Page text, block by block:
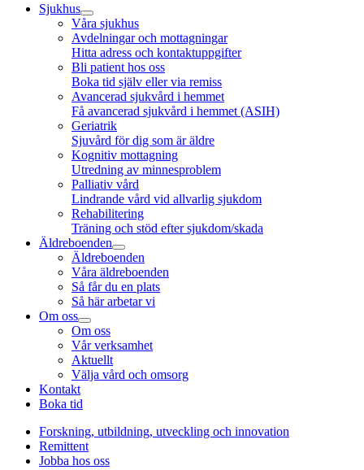
Sjukhus
Våra sjukhus
Avdelningar och mottagningar
Hitta adress och kontaktuppgifter
Bli patient hos oss
Boka tid själv eller via remiss
Avancerad sjukvård i hemmet
Få avancerad sjukvård i hemmet (ASIH)
Geriatrik
Sjuvård för dig som är äldre
Kognitiv mottagning
Utredning av minnesproblem
Palliativ vård
Lindrande vård vid allvarlig sjukdom
Rehabilitering
Träning och stöd efter sjukdom/skada
Äldreboenden
Äldreboenden
Våra äldreboenden
Så får du en plats
Så här arbetar vi
Om oss
Om oss
Vår verksamhet
Aktuellt
Välja vård och omsorg
Kontakt
Boka tid
Forskning, utbildning, utveckling och innovation
Remittent
Jobba hos oss